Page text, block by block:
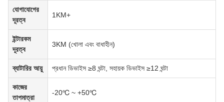
যোগাযোগের
দূরত্ব
1KM+
ইন্টারকম
দূরত্ব
3KM (খোলা এবং বাধাহীন)
ব্যাটারির আয়ু প্রধান ডিভাইস ≥8 ঘন্টা, সহায়ক ডিভাইস ≥12 ঘন্টা
কাজের
তাপমাত্রা
-20℃ ~ +50℃